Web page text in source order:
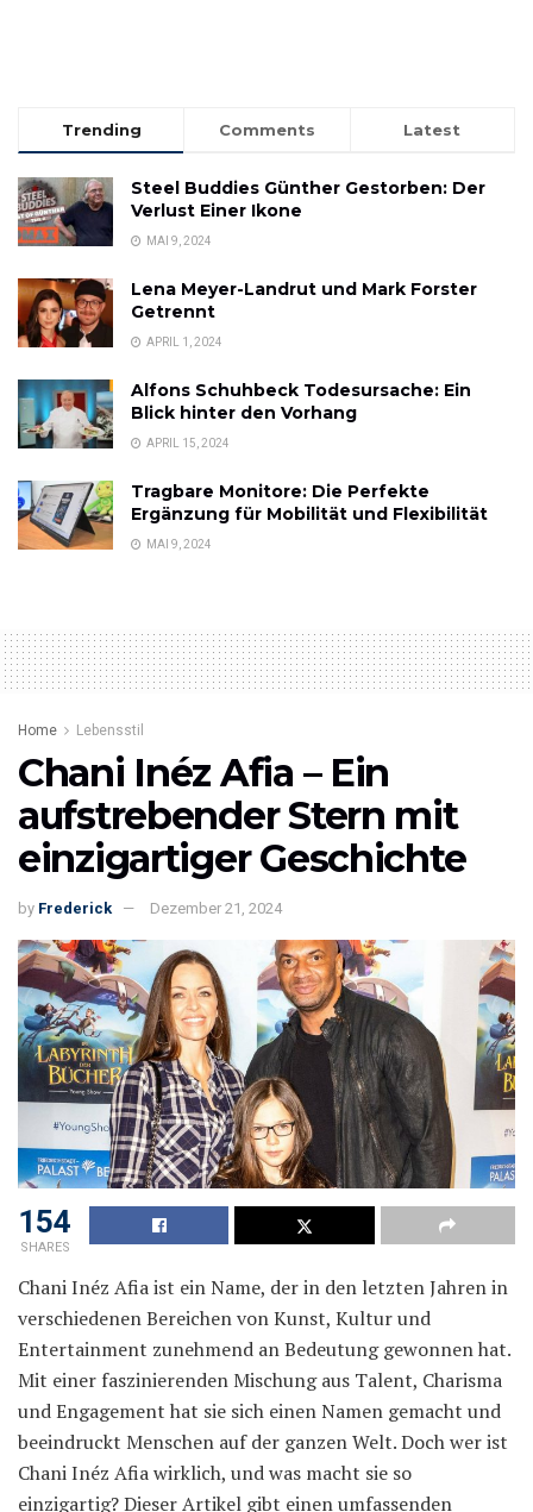
Trending Comments Latest
Steel Buddies Günther Gestorben: Der
Verlust Einer Ikone
MAI 9, 2024
Lena Meyer-Landrut und Mark Forster
Getrennt
APRIL 1, 2024
Alfons Schuhbeck Todesursache: Ein
Blick hinter den Vorhang
APRIL 15, 2024
Tragbare Monitore: Die Perfekte
Ergänzung für Mobilität und Flexibilität
MAI 9, 2024
Home Lebensstil
Chani Inéz Afia – Ein
aufstrebender Stern mit
einzigartiger Geschichte
by Frederick Dezember 21, 2024
154
SHARES
Chani Inéz Afia ist ein Name, der in den letzten Jahren in
verschiedenen Bereichen von Kunst, Kultur und
Entertainment zunehmend an Bedeutung gewonnen hat.
Mit einer faszinierenden Mischung aus Talent, Charisma
und Engagement hat sie sich einen Namen gemacht und
beeindruckt Menschen auf der ganzen Welt. Doch wer ist
Chani Inéz Afia wirklich, und was macht sie so
einzigartig? Dieser Artikel gibt einen umfassenden